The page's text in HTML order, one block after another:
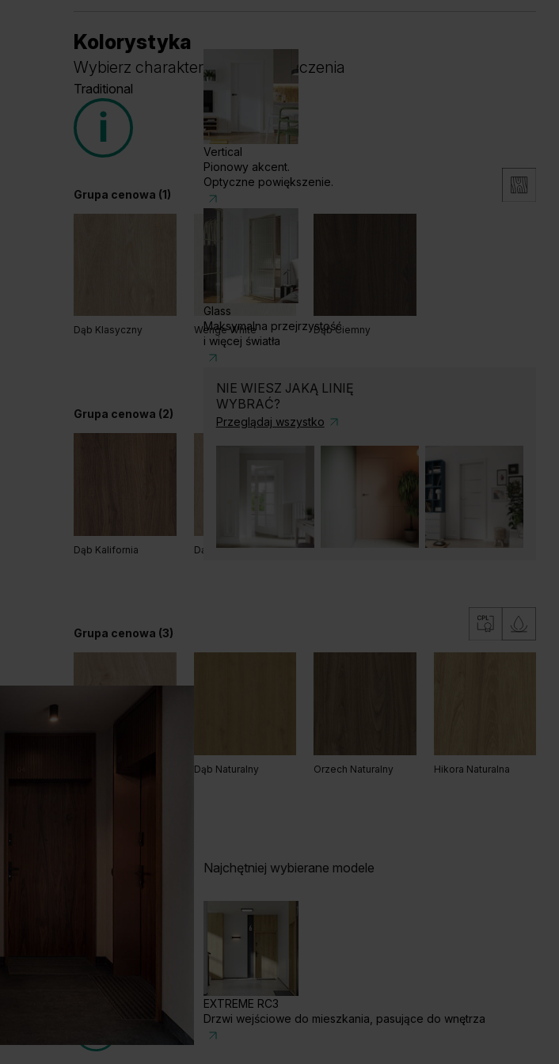
Vertical
Pionowy akcent.
Optyczne powiększenie.
Glass
Maksymalna przejrzystość
i więcej światła
NIE WIESZ JAKĄ LINIĘ
WYBRAĆ?
Przeglądaj wszystko
Najchętniej wybierane modele
EXTREME RC3
Drzwi wejściowe do mieszkania, pasujące do wnętrza
Kolorystyka
Wybierz charakter i kolor wykończenia
Traditional
Grupa cenowa (1)
Dąb Klasyczny Wenge White Dąb Ciemny
Grupa cenowa (2)
Dąb Kalifornia Dąb Matowy Dąb Naturalny Dąb Matowy Ciemny
Grupa cenowa (3)
Dąb Naturalny Orzech Naturalny Hikora Naturalna